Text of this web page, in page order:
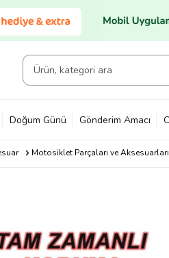
Doğum Günü Gönderim Amacı
Motosiklet Parçaları ve Aksesuarları